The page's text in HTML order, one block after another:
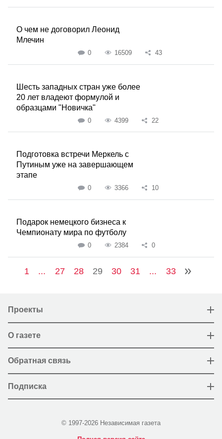
О чем не договорил Леонид
Млечин
0 16509 43
Шесть западных стран уже более
20 лет владеют формулой и
образцами "Новичка"
0 4399 22
Подготовка встречи Меркель с
Путиным уже на завершающем
этапе
0 3366 10
Подарок немецкого бизнеса к
Чемпионату мира по футболу
0 2384 0
1 ... 27 28 29 30 31 ... 33
Проекты
О газете
Обратная связь
Подписка
© 1997-2026 Независимая газета